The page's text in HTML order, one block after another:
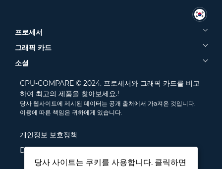
프로세서
그래픽 카드
소셜
CPU-COMPARE © 2024. 프로세서와 그래픽 카드를 비교
하여 최고의 제품을 찾아보세요.!
당사 웹사이트에 제시된 데이터는 공개 출처에서 가a져온 것입니다.
이용에 따른 책임은 귀하에게 있습니다.
개인정보 보호정책
Disclamer
당사 사이트는 쿠키를 사용합니다. 클릭하면